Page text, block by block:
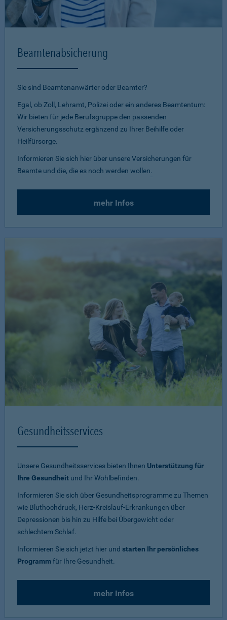
Beamtenabsicherung
Sie sind Beamtenanwärter oder Beamter?
Egal, ob Zoll, Lehramt, Polizei oder ein anderes Beamtentum:
Wir bieten für jede Berufsgruppe den passenden
Versicherungsschutz ergänzend zu Ihrer Beihilfe oder
Heilfürsorge.
Informieren Sie sich hier über unsere Versicherungen für
Beamte und die, die es noch werden wollen.
mehr Infos
Gesundheitsservices
Unsere Gesundheitsservices bieten Ihnen Unterstützung für
Ihre Gesundheit und Ihr Wohlbefinden.
Informieren Sie sich über Gesundheitsprogramme zu Themen
wie Bluthochdruck, Herz-Kreislauf-Erkrankungen über
Depressionen bis hin zu Hilfe bei Übergewicht oder
schlechtem Schlaf.
Informieren Sie sich jetzt hier und starten Ihr persönliches
Programmfür Ihre Gesundheit.
mehr Infos